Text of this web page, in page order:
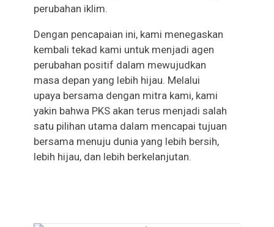
perubahan iklim.
Dengan pencapaian ini, kami menegaskan
kembali tekad kami untuk menjadi agen
perubahan positif dalam mewujudkan
masa depan yang lebih hijau. Melalui
upaya bersama dengan mitra kami, kami
yakin bahwa PKS akan terus menjadi salah
satu pilihan utama dalam mencapai tujuan
bersama menuju dunia yang lebih bersih,
lebih hijau, dan lebih berkelanjutan.